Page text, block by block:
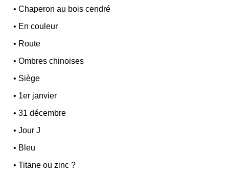
•Chaperon au bois cendré
• En couleur
• Route
•Ombres chinoises
• Siège
• 1er janvier
•31 décembre
•Jour J
• Bleu
•Titane ou zinc ?